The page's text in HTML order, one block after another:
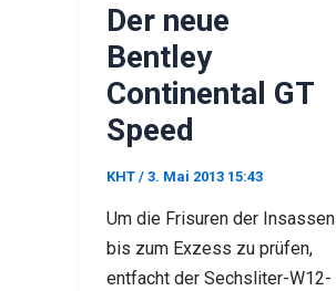
Der neue
Bentley
Continental GT
Speed
KHT / 3. Mai 2013 15:43
Um die Frisuren der Insassen
bis zum Exzess zu prüfen,
entfacht der Sechsliter-W12-